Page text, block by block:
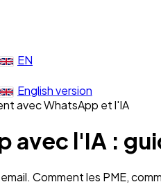
EN
English version
avec WhatsApp et l'IA
l'IA :
Comment les PME,